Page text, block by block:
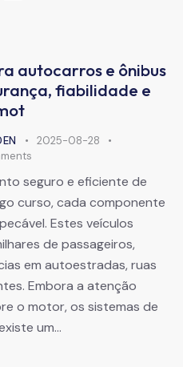
autocarros e ônibus
fiabilidade e
2025-08-28
seguro e eficiente de
curso, cada componente
Estes veículos
de passageiros,
em autoestradas, ruas
Embora a atenção
o motor, os sistemas de
um…